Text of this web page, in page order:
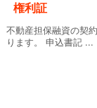
権利証
不動産担保融資の契
ります。 申込書記 ...